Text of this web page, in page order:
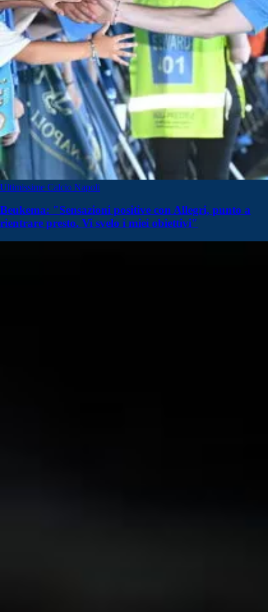
Ultimissime Calcio Napoli
Beukema: "Sensazioni positive con Allegri, punto a
rientrare presto. Vi svelo i miei obiettivi"